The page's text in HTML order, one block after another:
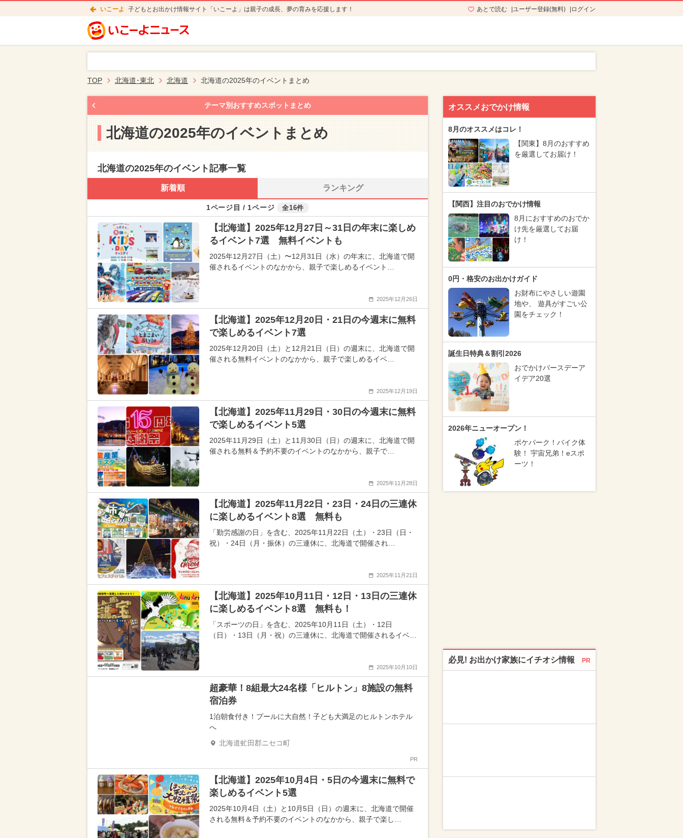
いこーよ 子どもとお出かけ情報サイト「いこーよ」は親子の成長、夢の育みを応援します！ あとで読む ユーザー登録(無料) ログイン
TOP 北海道･東北 北海道 北海道の2025年のイベントまとめ
テーマ別おすすめスポットまとめ
北海道の2025年のイベントまとめ
北海道の2025年のイベント記事一覧
新着順 ランキング
1ページ目 / 1ページ 全16件
【北海道】2025年12月27日～31日の年末に楽しめ
るイベント7選 無料イベントも
2025年12月27日（土）〜12月31日（水）の年末に、北海道で開
催されるイベントのなかから、親子で楽しめるイベント…
2025年12月26日
【北海道】2025年12月20日・21日の今週末に無料
で楽しめるイベント7選
2025年12月20日（土）と12月21日（日）の週末に、北海道で開
催される無料イベントのなかから、親子で楽しめるイベ…
2025年12月19日
【北海道】2025年11月29日・30日の今週末に無料
で楽しめるイベント5選
2025年11月29日（土）と11月30日（日）の週末に、北海道で開
催される無料＆予約不要のイベントのなかから、親子で…
2025年11月28日
【北海道】2025年11月22日・23日・24日の三連休
に楽しめるイベント8選 無料も
「勤労感謝の日」を含む、2025年11月22日（土）・23日（日・
祝）・24日（月・振休）の三連休に、北海道で開催され…
2025年11月21日
【北海道】2025年10月11日・12日・13日の三連休
に楽しめるイベント8選 無料も！
「スポーツの日」を含む、2025年10月11日（土）・12日
（日）・13日（月・祝）の三連休に、北海道で開催されるイベ…
2025年10月10日
超豪華！8組最大24名様「ヒルトン」8施設の無料
宿泊券
1泊朝食付き！プールに大自然！子ども大満足のヒルトンホテル
へ
北海道虻田郡ニセコ町
PR
【北海道】2025年10月4日・5日の今週末に無料で
楽しめるイベント5選
2025年10月4日（土）と10月5日（日）の週末に、北海道で開催
される無料＆予約不要のイベントのなかから、親子で楽し…
オススメおでかけ情報
8月のオススメはコレ！
【関東】8月のおすすめ
を厳選してお届け！
【関西】注目のおでかけ情報
8月におすすめのおでか
け先を厳選してお届
け！
0円・格安のお出かけガイド
お財布にやさしい遊園
地や、 遊具がすごい公
園をチェック！
誕生日特典＆割引2026
おでかけバースデーア
イデア20選
2026年ニューオープン！
ポケパーク！バイク体
験！ 宇宙兄弟！eスポ
ーツ！
必見! お出かけ家族にイチオシ情報 PR